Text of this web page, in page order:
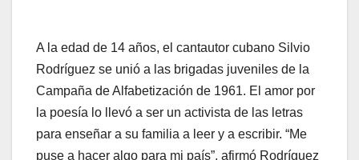
A la edad de 14 años, el cantautor cubano Silvio
Rodríguez se unió a las brigadas juveniles de la
Campaña de Alfabetización de 1961. El amor por
la poesía lo llevó a ser un activista de las letras
para enseñar a su familia a leer y a escribir. “Me
puse a hacer algo para mi país”, afirmó Rodríguez